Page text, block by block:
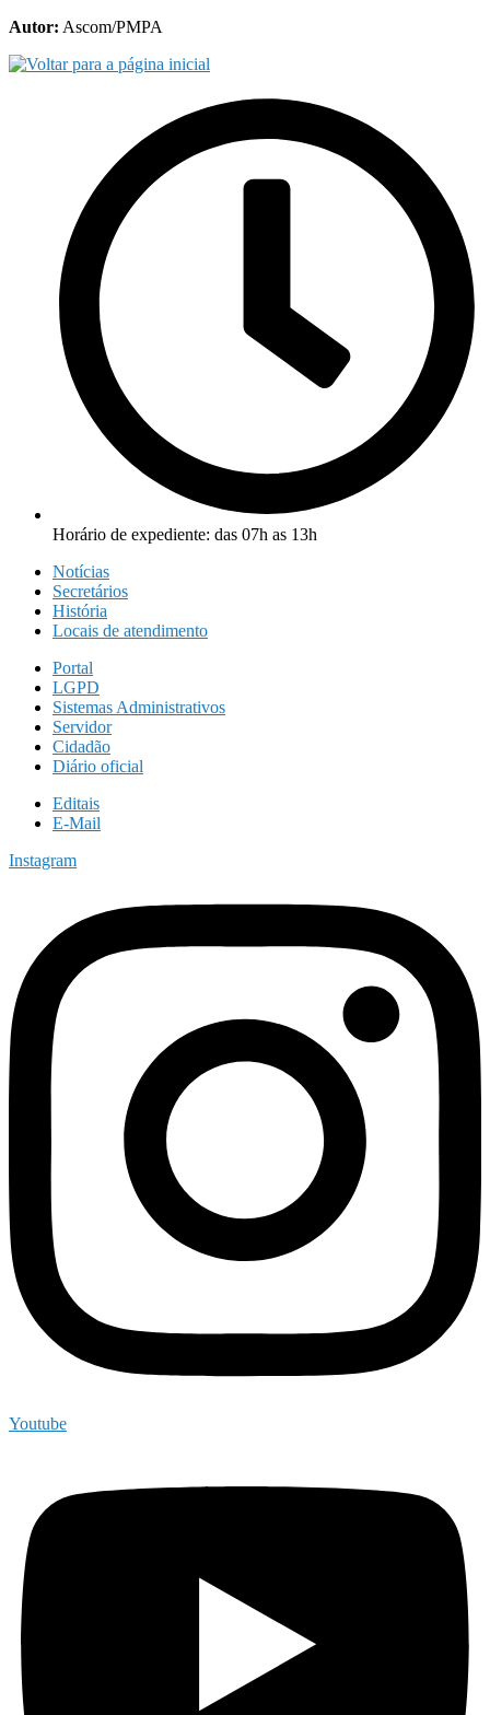
Autor: Ascom/PMPA
Horário de expediente: das 07h as 13h
Notícias
Secretários
História
Locais de atendimento
Portal
LGPD
Sistemas Administrativos
Servidor
Cidadão
Diário oficial
Editais
E-Mail
Instagram
Youtube